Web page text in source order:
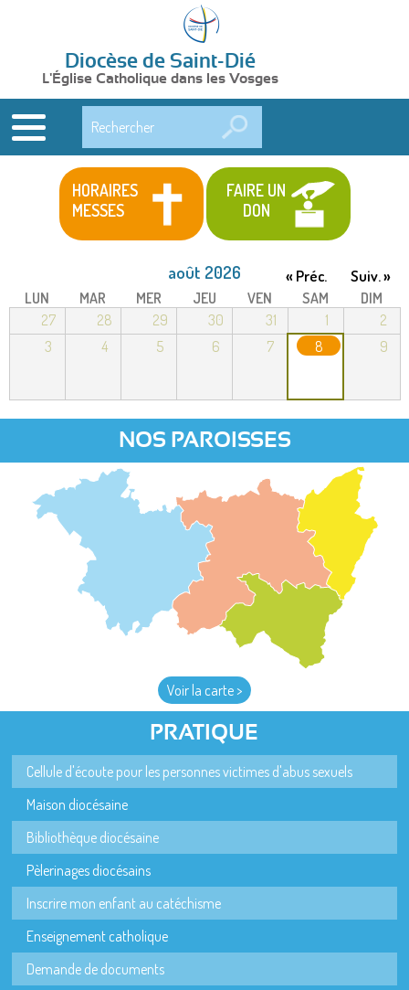
Diocèse de Saint-Dié
L'Église Catholique dans les Vosges
HORAIRES
MESSES
FAIRE UN
DON
août 2026 « Préc. Suiv. »
LUN MAR MER JEU VEN SAM
DIM
27
28 29 30 31 1
2
3
4 5 6 7 8 9
NOS PAROISSES
Voir la carte >
PRATIQUE
Cellule d'écoute pour les personnes victimes d'abus sexuels
Maison diocésaine
Bibliothèque diocésaine
Pèlerinages diocésains
Inscrire mon enfant au catéchisme
Enseignement catholique
Demande de documents